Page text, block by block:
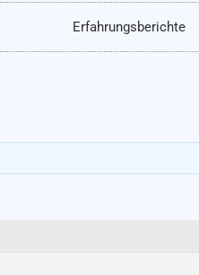
Erfahrungsberichte